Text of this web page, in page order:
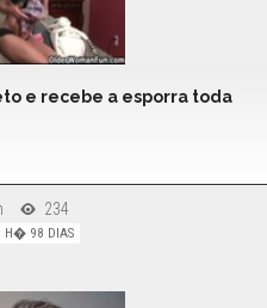
e recebe a esporra toda
234
H� 98 DIAS